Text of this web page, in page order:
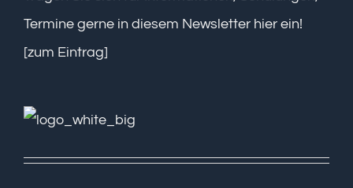
Termine gerne in diesem Newsletter hier ein!
[zum Eintrag]